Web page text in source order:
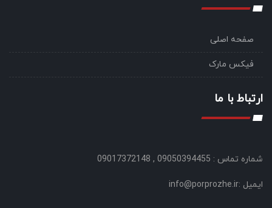
صفحه اصلی
فیکس مارک
ارتباط با ما
شماره تماس : 09050394455 , 09017372148
ایمیل :info@porprozhe.ir